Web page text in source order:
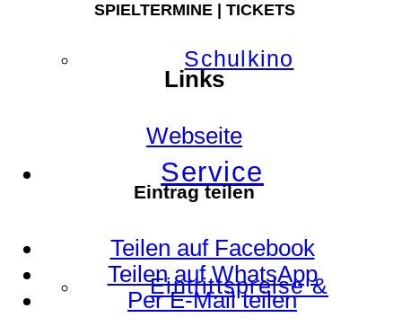
Schulkino
Service
Eintrittspreise &
SPIELTERMINE | TICKETS
Links
Webseite
Eintrag teilen
Teilen auf Facebook
Teilen auf WhatsApp
Per E-Mail teilen